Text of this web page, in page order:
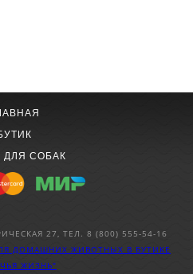
ДЛЯ СОБАК
27, ТЕЛ. 8 (800) 555-54-16
ДОМАШНИХ ЖИВОТНЫХ В БУТИКЕ
ЖИЗНЬ"